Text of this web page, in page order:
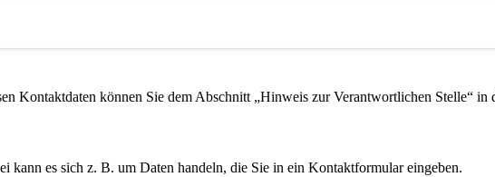
Kontaktdaten können Sie dem Abschnitt „Hinweis zur Verantwortlichen Stelle“ in
kann es sich z. B. um Daten handeln, die Sie in ein Kontaktformular eingeben.